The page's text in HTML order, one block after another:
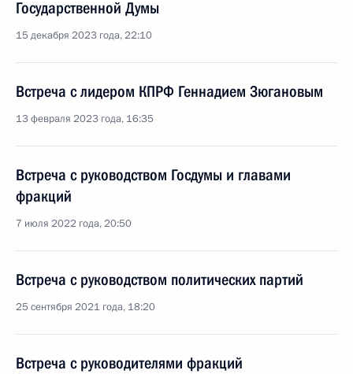
Государственной Думы
15 декабря 2023 года, 22:10
Встреча с лидером КПРФ Геннадием Зюгановым
13 февраля 2023 года, 16:35
Встреча с руководством Госдумы и главами
фракций
7 июля 2022 года, 20:50
Встреча с руководством политических партий
25 сентября 2021 года, 18:20
Встреча с руководителями фракций